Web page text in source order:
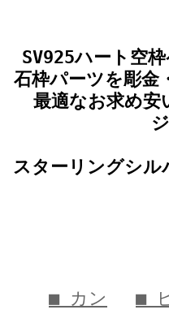
SV925ハート空
石枠パーツを彫金
最適なお求め安
スターリングシル
■ カン ■